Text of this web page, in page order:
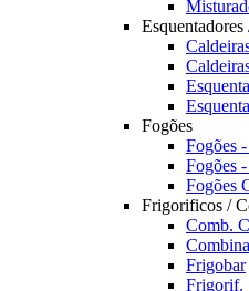
Fogões
Fogões
Fogões
Fogões
Frigorificos /
Comb.
Frigobar
Frigorif.